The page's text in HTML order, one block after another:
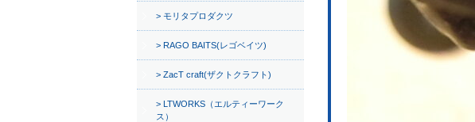
モリタプロダクツ
RAGO BAITS(レゴベイツ)
ZacT craft(ザクトクラフト)
LTWORKS（エルティーワーク
ス）